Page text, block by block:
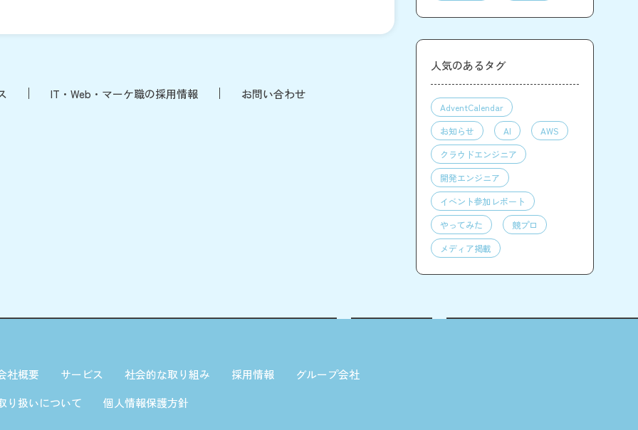
IT・Web・マーケ職の採用情報 お問い合わせ
人気のあるタグ
AdventCalendar
お知らせ
AI
AWS
クラウドエンジニア
開発エンジニア
イベント参加レポート
やってみた
競プロ
メディア掲載
社概要 サービス 社会的な取り組み 採用情報
グループ会社
り扱いについて
個人情報保護方針